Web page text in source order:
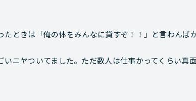
ときは「俺の体をみんなに貸すぞ！！」と言わんば
ニヤついてました。ただ数人は仕事かってくらい真